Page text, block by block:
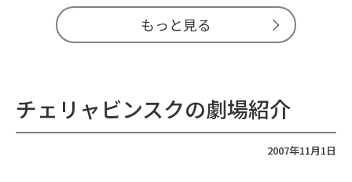
もっと見る
チェリャビンスクの劇場紹介
2007年11月1日